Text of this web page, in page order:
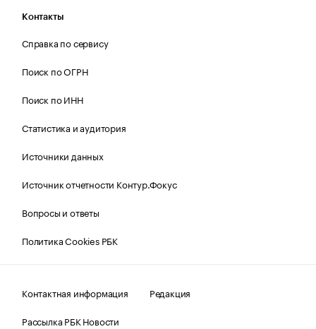
Контакты
Справка по сервису
Поиск по ОГРН
Поиск по ИНН
Статистика и аудитория
Источники данных
Источник отчетности Контур.Фокус
Вопросы и ответы
Политика Cookies РБК
Контактная информация
Редакция
Рассылка РБК Новости